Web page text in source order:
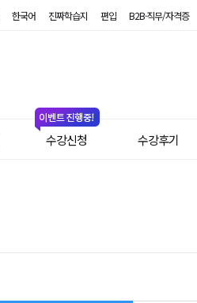
한국어 진짜학습지 편입 B2B·직무/자격증
수강신청 수강후기